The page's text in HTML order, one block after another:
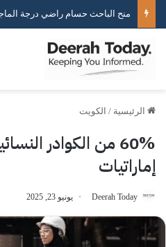
الرئيسية / الكويت
60% من الكوادر
إماراتيات
Deerah Today يونيو 23, 2025